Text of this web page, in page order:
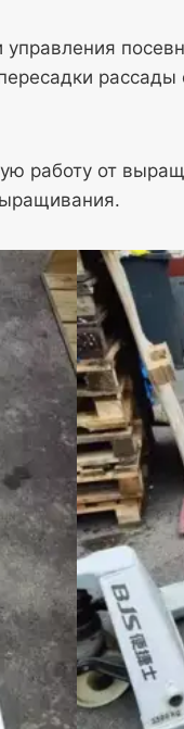
работу от